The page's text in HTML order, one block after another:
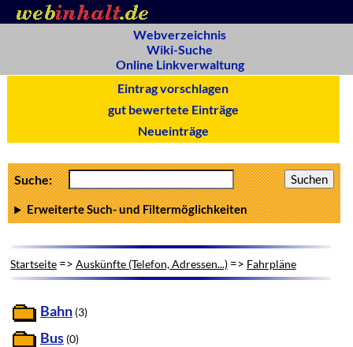
Webverzeichnis
Wiki-Suche
Online Linkverwaltung
Eintrag vorschlagen
gut bewertete Einträge
Neueinträge
Suche:
Erweiterte Such- und Filtermöglichkeiten
Startseite=> Auskünfte (Telefon, Adressen...)=> Fahrpläne
Bahn (3)
Bus (0)